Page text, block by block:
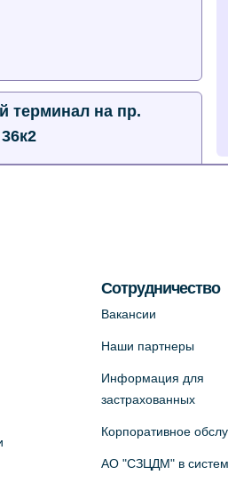
терминал на пр.
на Богатырском
партнер)
Сотрудничество
Вакансии
Наши партнеры
Информация для
застрахованных
Корпоративное
АО "СЗЦДМ" в